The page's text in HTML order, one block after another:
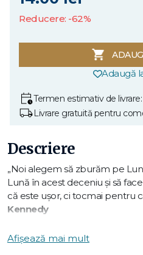
Reducere: -62%
Adaugă
Termen estimativ de livrare:
Livrare gratuită pentru
Descriere
„Noi alegem să zburăm pe
Lună în acest deceniu şi să
că este uşor, ci tocmai pentru
Kennedy
Afișează mai mult